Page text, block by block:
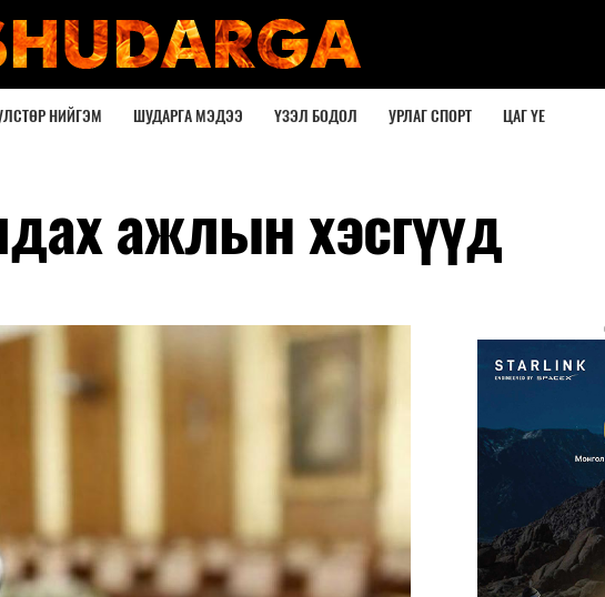
НИЙГЭМ ШУДАРГА МЭДЭЭ ҮЗЭЛ БОДОЛ УРЛАГ СПОРТ ЦАГ ҮЕ
ажлын хэсгүүд